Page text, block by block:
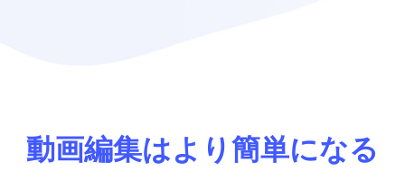
動画編集はより簡単になる